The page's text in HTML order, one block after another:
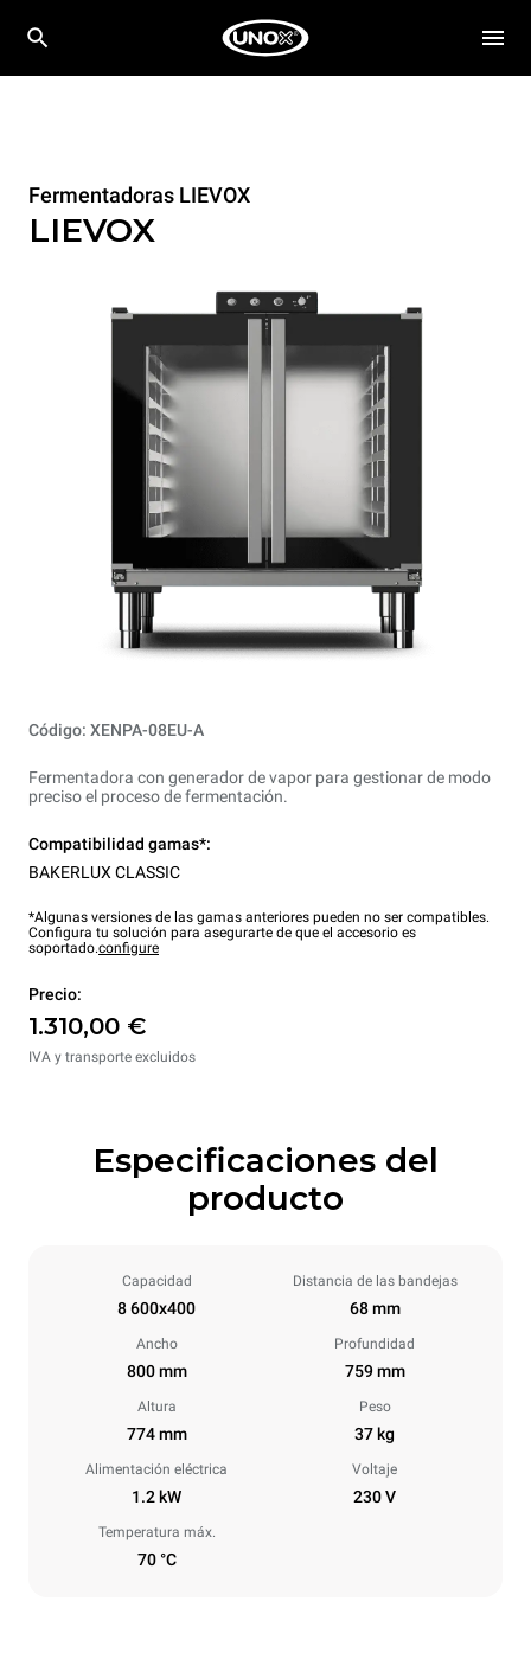
Fermentadoras LIEVOX
LIEVOX
Código: XENPA-08EU-A
Fermentadora con generador de vapor para gestionar de modo
preciso el proceso de fermentación.
Compatibilidad gamas*:
BAKERLUX CLASSIC
*Algunas versiones de las gamas anteriores pueden no ser compatibles.
Configura tu solución para asegurarte de que el accesorio es
soportado.configure
Precio:
1.310,00 €
IVA y transporte excluidos
Especificaciones del
producto
Capacidad
8 600x400
Distancia de las bandejas
68 mm
Ancho
800 mm
Profundidad
759 mm
Altura
774 mm
Peso
37 kg
Alimentación eléctrica
1.2 kW
Voltaje
230 V
Temperatura máx.
70 °C